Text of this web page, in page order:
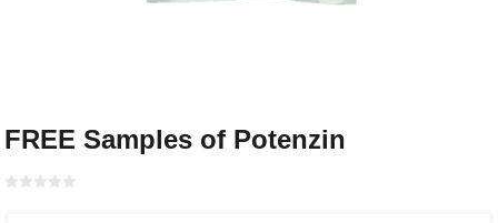
FREE Samples of Potenzin